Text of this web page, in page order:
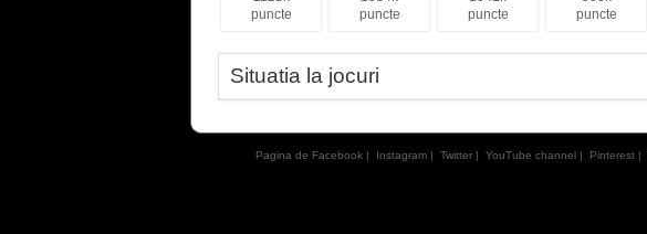
puncte
puncte
puncte
puncte
Situatia la jocuri
Pagina de Facebook| Instagram| Twitter| YouTube channel| Pinterest|